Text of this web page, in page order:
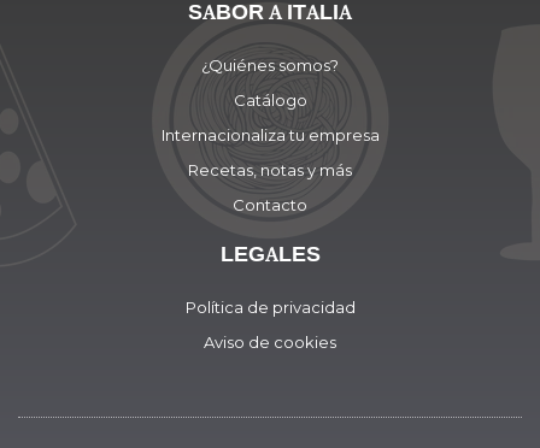
SABOR A ITALIA
¿Quiénes somos?
Catálogo
Internacionaliza tu empresa
Recetas, notas y más
Contacto
LEGALES
Política de privacidad
Aviso de cookies